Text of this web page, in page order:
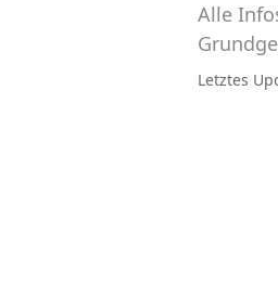
Der gute alte
Alle
Letztes